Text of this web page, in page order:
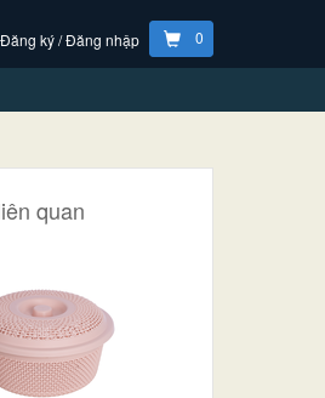
Đăng ký / Đăng nhập 0
quan